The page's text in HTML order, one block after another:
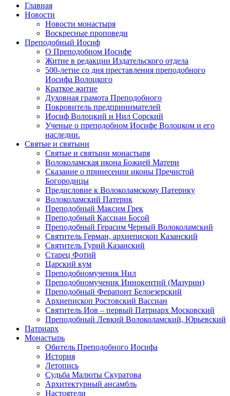
Главная
Новости
Новости монастыря
Воскресные проповеди
Преподобный Иосиф
О Преподобном Иосифе
Житие в редакции Издательского отдела
500-летие со дня преставления преподобного
Иосифа Волоцкого
Краткое житие
Духовная грамота Преподобного
Покровитель предпринимателей
Иосиф Волоцкий и Нил Сорский
Ученые о преподобном Иосифе Волоцком и его
наследии.
Святые и святыни
Святые и святыни монастыря
Волоколамская икона Божией Матери
Сказание о принесении иконы Пречистой
Богородицы
Предисловие к Волоколамскому Патерику
Волоколамский Патерик
Преподобный Максим Грек
Преподобный Кассиан Босой
Преподобный Герасим Черный Волоколамский
Святитель Герман, архиепископ Казанский
Святитель Гурий Казанский
Старец Фотий
Царский кум
Преподобномученик Нил
Преподобномученик Иннокентий (Мазурин)
Преподобный Ферапонт Белоезерский
Архиепископ Ростовский Вассиан
Святитель Иов – первый Патриарх Московский
Преподобный Левкий Волоколамский, Юрьевский
Патриарх
Монастырь
Обитель Преподобного Иосифа
История
Летопись
Судьба Малюты Скуратова
Архитектурный ансамбль
Настоятели